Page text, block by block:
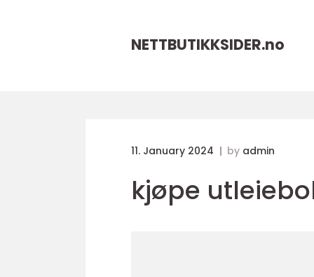
NETTBUTIKKSIDER.no
11. January 2024 by admin
kjøpe